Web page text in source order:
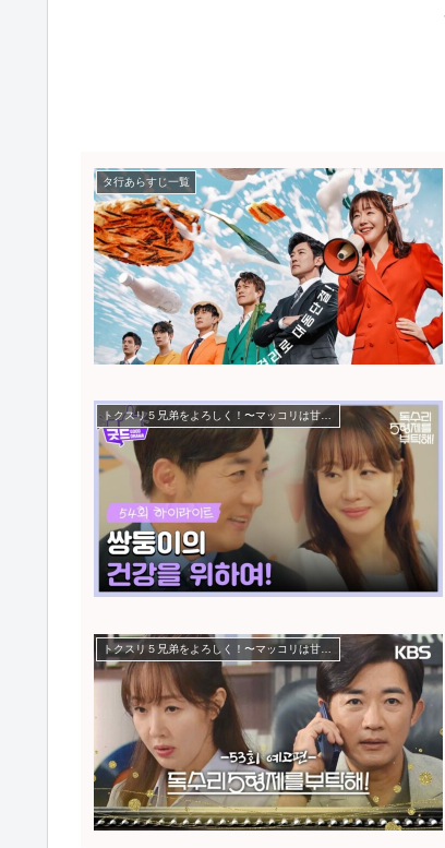
タ行あらすじ一覧
トクスリ５兄弟をよろしく！〜マッコリは甘い恋の味〜